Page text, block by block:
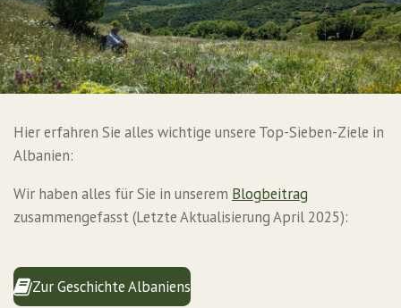
Hier erfahren Sie alles wichtige unsere Top-Sieben-Ziele in
Albanien:
Wir haben alles für Sie in unserem Blogbeitrag
zusammengefasst (Letzte Aktualisierung April 2025):
Zur Geschichte Albaniens